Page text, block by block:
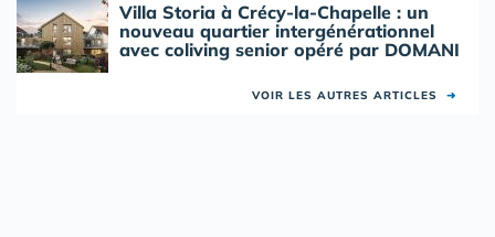
Villa Storia à Crécy-la-Chapelle : un
nouveau quartier intergénérationnel
avec coliving senior opéré par DOMANI
VOIR LES AUTRES ARTICLES ➜